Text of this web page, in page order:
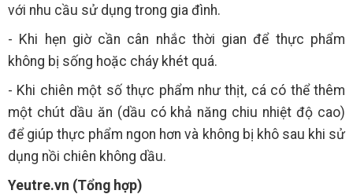
với nhu cầu sử dụng trong gia đình.
- Khi hẹn giờ cần cân nhắc thời gian để thực phẩm
không bị sống hoặc cháy khét quá.
- Khi chiên một số thực phẩm như thịt, cá có thể thêm
một chút dầu ăn (dầu có khả năng chiu nhiệt độ cao)
để giúp thực phẩm ngon hơn và không bị khô sau khi sử
dụng nồi chiên không dầu.
Yeutre.vn (Tổng hợp)